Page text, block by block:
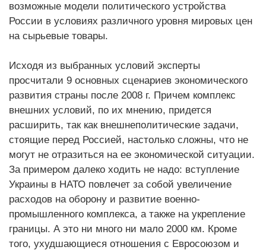
возможные модели политического устройства
России в условиях различного уровня мировых цен
на сырьевые товары.
Исходя из выбранных условий эксперты
просчитали 9 основных сценариев экономического
развития страны после 2008 г. Причем комплекс
внешних условий, по их мнению, придется
расширить, так как внешнеполитические задачи,
стоящие перед Россией, настолько сложны, что не
могут не отразиться на ее экономической ситуации.
За примером далеко ходить не надо: вступление
Украины в НАТО повлечет за собой увеличение
расходов на оборону и развитие военно-
промышленного комплекса, а также на укрепление
границы. А это ни много ни мало 2000 км. Кроме
того, ухудшающиеся отношения с Евросоюзом и